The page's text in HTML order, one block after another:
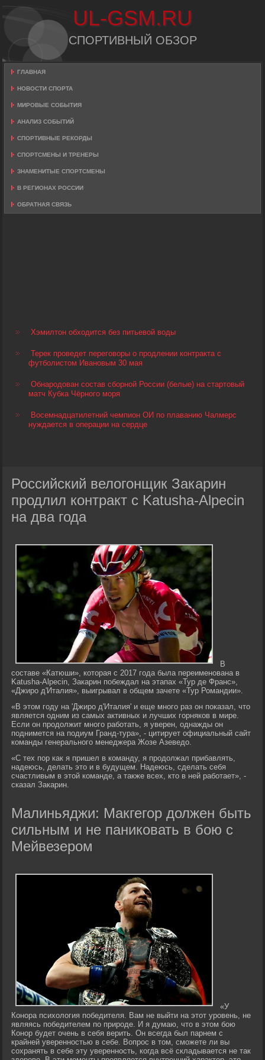
UL-GSM.RU
СПОРТИВНЫЙ ОБЗОР
ГЛАВНАЯ
НОВОСТИ СПОРТА
МИРОВЫЕ СОБЫТИЯ
АНАЛИЗ СОБЫТИЙ
СПОРТИВНЫЕ РЕКОРДЫ
СПОРТСМЕНЫ И ТРЕНЕРЫ
ЗНАМЕНИТЫЕ СПОРТСМЕНЫ
В РЕГИОНАХ РОССИИ
ОБРАТНАЯ СВЯЗЬ
Хэмилтон обходится без питьевой воды
Терек проведет переговоры о продлении контракта с
футболистом Ивановым 30 мая
Обнародован состав сборной России (белые) на стартовый
матч Кубка Чёрного моря
Восемнадцатилетний чемпион ОИ по плаванию Чалмерс
нуждается в операции на сердце
Российский велогонщик Закарин
продлил контракт с Katusha-Alpecin
на два года
В
составе «Катюши», которая с 2017 года была переименована в
Katusha-Alpecin, Закарин побеждал на этапах «Тур де Франс»,
«Джиро д'Италия», выигрывал в общем зачете «Тур Романдии».
«В этом году на 'Джиро д'Италия' и еще много раз он показал, что
является одним из самых активных и лучших горняков в мире.
Если он продолжит много работать, я уверен, однажды он
поднимется на подиум Гранд-тура», - цитирует официальный сайт
команды генерального менеджера Жозе Азеведо.
«С тех пор как я пришел в команду, я продолжал прибавлять,
надеюсь, делать это и в будущем. Надеюсь, сделать себя
счастливым в этой команде, а также всех, кто в ней работает», -
сказал Закарин.
Малиньяджи: Макгегор должен быть
сильным и не паниковать в бою с
Мейвезером
«У
Конора психология победителя. Вам не выйти на этот уровень, не
являясь победителем по природе. И я думаю, что в этом бою
Конор будет очень в себя верить. Он всегда был парнем с
крайней уверенностью в себе. Вопрос в том, сможете ли вы
сохранять в себе эту уверенность, когда всё складывается не так